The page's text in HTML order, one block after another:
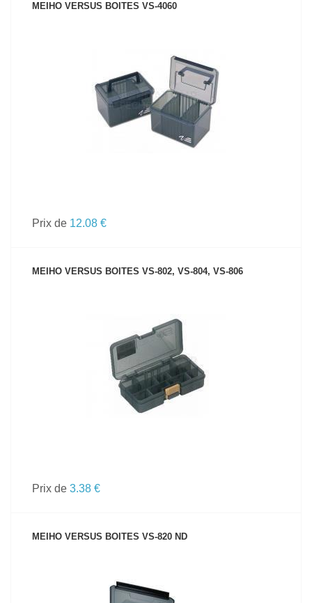
MEIHO VERSUS BOITES VS-4060
VOIR LE PRODUIT
Prix de 12.08 €
MEIHO VERSUS BOITES VS-802, VS-804, VS-806
VOIR LE PRODUIT
Prix de 3.38 €
MEIHO VERSUS BOITES VS-820 ND